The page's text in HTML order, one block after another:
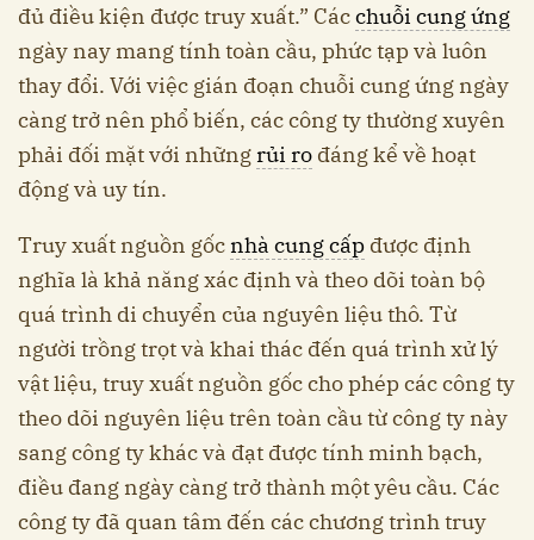
đủ điều kiện được truy xuất.” Cácchuỗi cung ứng
ngày nay mang tính toàn cầu, phức tạp và luôn
thay đổi. Với việc gián đoạn chuỗi cung ứng ngày
càng trở nên phổ biến, các công ty thường xuyên
phải đối mặt với nhữngrủi ro đáng kể về hoạt
động và uy tín.
Truy xuất nguồn gốcnhà cung cấp được định
nghĩa là khả năng xác định và theo dõi toàn bộ
quá trình di chuyển của nguyên liệu thô. Từ
người trồng trọt và khai thác đến quá trình xử lý
vật liệu, truy xuất nguồn gốc cho phép các công ty
theo dõi nguyên liệu trên toàn cầu từ công ty này
sang công ty khác và đạt được tính minh bạch,
điều đang ngày càng trở thành một yêu cầu. Các
công ty đã quan tâm đến các chương trình truy